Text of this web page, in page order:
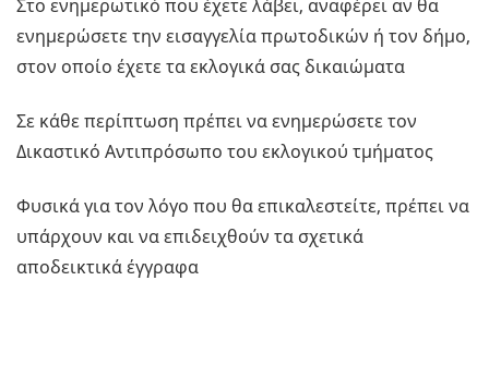
Στο ενημερωτικό που έχετε λάβει, αναφέρει αν θα
ενημερώσετε την εισαγγελία πρωτοδικών ή τον δήμο,
στον οποίο έχετε τα εκλογικά σας δικαιώματα
Σε κάθε περίπτωση πρέπει να ενημερώσετε τον
Δικαστικό Αντιπρόσωπο του εκλογικού τμήματος
Φυσικά για τον λόγο που θα επικαλεστείτε, πρέπει να
υπάρχουν και να επιδειχθούν τα σχετικά
αποδεικτικά έγγραφα